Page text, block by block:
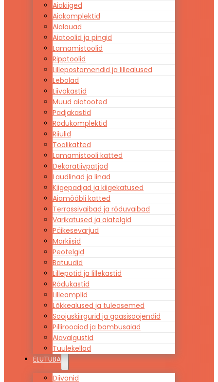
Aiakiiged
Aiakomplektid
Aialauad
Aiatoolid ja pingid
Lamamistoolid
Ripptoolid
Lillepostamendid ja lillealused
Lebolad
Liivakastid
Muud aiatooted
Padjakastid
Rõdukomplektid
Riiulid
Toolikatted
Lamamistooli katted
Dekoratiivpatjad
Laudlinad ja linad
Kiigepadjad ja kiigekatused
Aiamööbli katted
Terrassivaibad ja rõduvaibad
Varikatused ja aiatelgid
Päikesevarjud
Markiisid
Peotelgid
Batuudid
Lillepotid ja lillekastid
Rõdukastid
Lilleamplid
Lõkkealused ja tuleasemed
Soojuskiirgurid ja gaasisoojendid
Pillirooaiad ja bambusaiad
Aiavalgustid
Tuulekellad
ELUTUBA
Diivanid